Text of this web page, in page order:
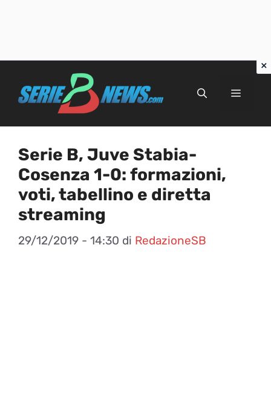
Menu
Serie B, Juve Stabia-
Cosenza 1-0: formazioni,
voti, tabellino e diretta
streaming
29/12/2019 - 14:30 di RedazioneSB